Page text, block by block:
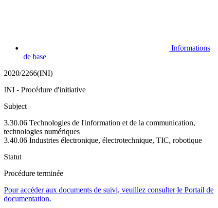
Informations
de base
2020/2266(INI)
INI - Procédure d'initiative
Subject
3.30.06 Technologies de l'information et de la communication,
technologies numériques
3.40.06 Industries électronique, électrotechnique, TIC, robotique
Statut
Procédure terminée
Pour accéder aux documents de suivi, veuillez consulter le Portail de
documentation.